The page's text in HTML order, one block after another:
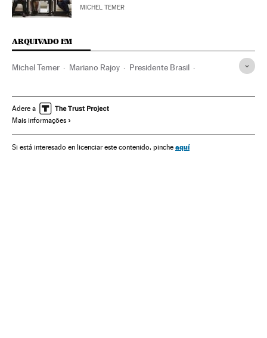
MICHEL TEMER
ARQUIVADO EM
Michel Temer Mariano Rajoy Presidente Brasil
América Latina América do Sul
Relações exteriores
Adere a
Mais informações
Si está interesado en licenciar este contenido, pinche aquí